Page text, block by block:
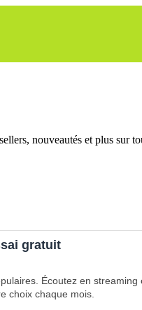
nouveautés et plus sur
gratuit
Écoutez en streaming
choix chaque mois.